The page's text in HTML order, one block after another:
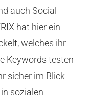
auch Social
hat hier ein
welches ihr
Keywords testen
sicher im Blick
sozialen